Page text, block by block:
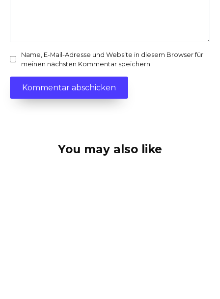
Name, E-Mail-Adresse und Website in diesem Browser für
meinen nächsten Kommentar speichern.
You may also like